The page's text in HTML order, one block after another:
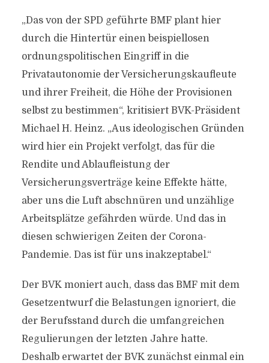
„Das von der SPD geführte BMF plant hier
durch die Hintertür einen beispiellosen
ordnungspolitischen Eingriff in die
Privatautonomie der Versicherungskaufleute
und ihrer Freiheit, die Höhe der Provisionen
selbst zu bestimmen“, kritisiert BVK-Präsident
Michael H. Heinz. „Aus ideologischen Gründen
wird hier ein Projekt verfolgt, das für die
Rendite und Ablaufleistung der
Versicherungsverträge keine Effekte hätte,
aber uns die Luft abschnüren und unzählige
Arbeitsplätze gefährden würde. Und das in
diesen schwierigen Zeiten der Corona-
Pandemie. Das ist für uns inakzeptabel.“
Der BVK moniert auch, dass das BMF mit dem
Gesetzentwurf die Belastungen ignoriert, die
der Berufsstand durch die umfangreichen
Regulierungen der letzten Jahre hatte.
Deshalb erwartet der BVK zunächst einmal ein